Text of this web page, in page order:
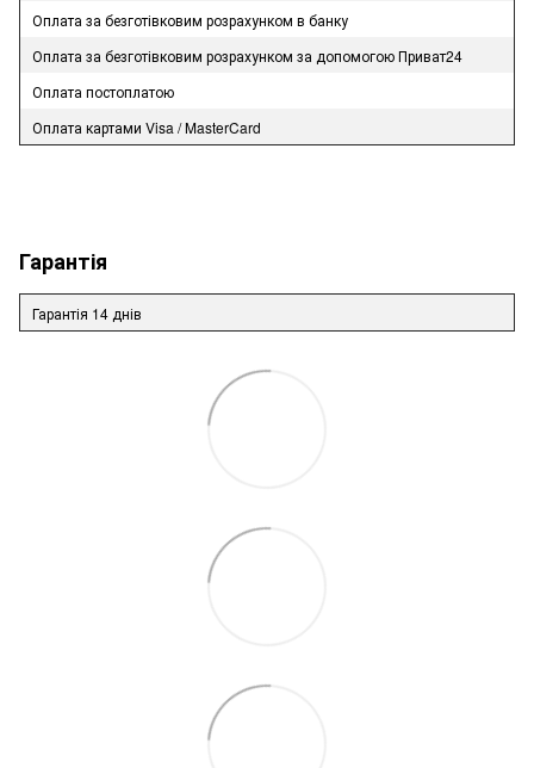
Оплата за безготівковим розрахунком в банку
Оплата за безготівковим розрахунком за допомогою Приват24
Оплата постоплатою
Оплата картами Visa / MasterCard
Гарантія
Гарантія 14 днів